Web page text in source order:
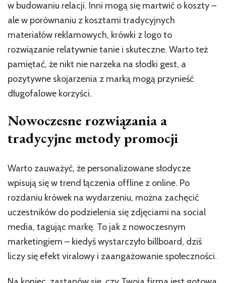
w budowaniu relacji. Inni mogą się martwić o koszty –
ale w porównaniu z kosztami tradycyjnych
materiałów reklamowych, krówki z logo to
rozwiązanie relatywnie tanie i skuteczne. Warto też
pamiętać, że nikt nie narzeka na słodki gest, a
pozytywne skojarzenia z marką mogą przynieść
długofalowe korzyści.
Nowoczesne rozwiązania a
tradycyjne metody promocji
Warto zauważyć, że personalizowane słodycze
wpisują się w trend łączenia offline z online. Po
rozdaniu krówek na wydarzeniu, można zachęcić
uczestników do podzielenia się zdjęciami na social
media, tagując markę. To jak z nowoczesnym
marketingiem – kiedyś wystarczyło billboard, dziś
liczy się efekt viralowy i zaangażowanie społeczności.